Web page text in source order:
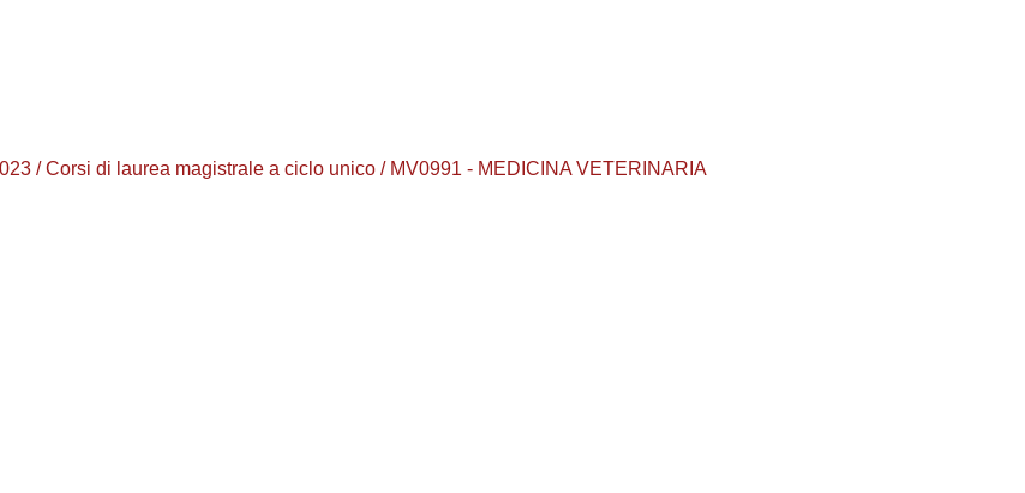
/ Corsi di laurea magistrale a ciclo unico / MV0991 - MEDICINA VETERINARIA